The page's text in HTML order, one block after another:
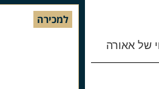
של אאורה
למכירה